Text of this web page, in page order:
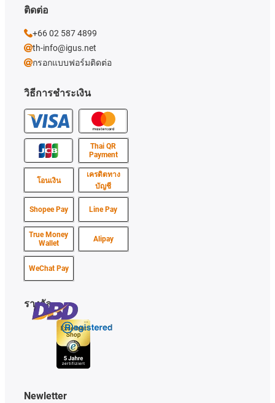
วิธีการชำระเงิน
Thai QR
Payment
โอนเงิน
เครดิตทาง
บัญชี
Shopee Pay Line Pay
True Money
Wallet
Alipay
WeChat Pay
รางวัล
Newletter
ติดต่อ
+66 02 587 4899
th-info@igus.net
กรอกแบบฟอร์มติดต่อ